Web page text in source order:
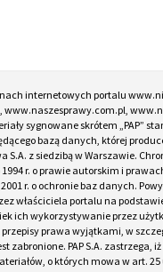
internetowych portalu
www.naszesprawy.com.pl,
sygnowane skrótem „PAP”
bazą danych, której
S.A. z siedzibą w Warszawie.
r. o prawie autorskim i
r. o ochronie baz danych.
właściciela portalu na
ich wykorzystywanie przez
prawa wyjątkami, w
zabronione. PAP S.A. zastrzega,
o których mowa w art. 25